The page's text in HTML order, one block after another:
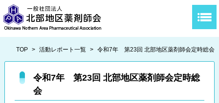
TOP > 活動レポート一覧 > 令和7年 第23回 北部地区薬剤師会定時総会
令和7年 第23回 北部地区薬剤師会定時総
会